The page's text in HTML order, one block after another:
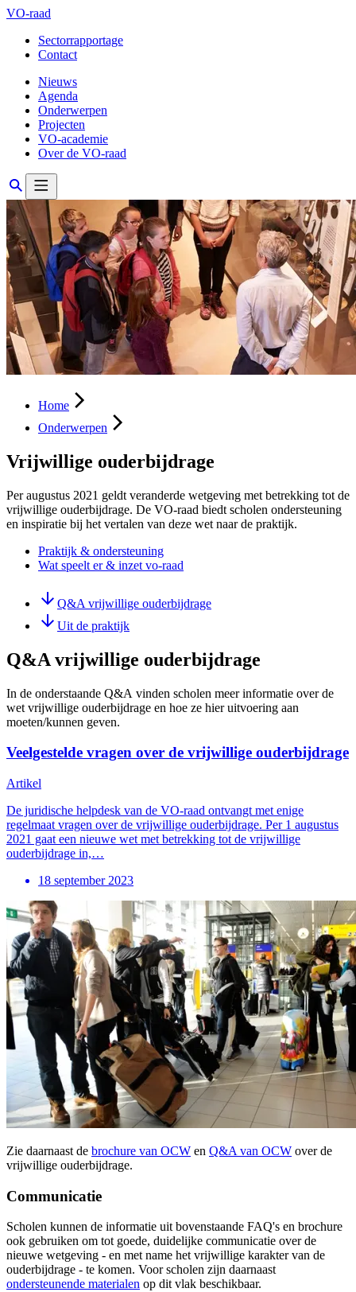
VO-raad
Sectorrapportage
Contact
Nieuws
Agenda
Onderwerpen
Projecten
VO-academie
Over de VO-raad
Home
Onderwerpen
Vrijwillige ouderbijdrage
Per augustus 2021 geldt veranderde wetgeving met betrekking tot de
vrijwillige ouderbijdrage. De VO-raad biedt scholen ondersteuning
en inspiratie bij het vertalen van deze wet naar de praktijk.
Praktijk & ondersteuning
Wat speelt er & inzet vo-raad
Q&A vrijwillige ouderbijdrage
Uit de praktijk
Q&A vrijwillige ouderbijdrage
In de onderstaande Q&A vinden scholen meer informatie over de
wet vrijwillige ouderbijdrage en hoe ze hier uitvoering aan
moeten/kunnen geven.
Veelgestelde vragen over de vrijwillige ouderbijdrage
Artikel
De juridische helpdesk van de VO-raad ontvangt met enige
regelmaat vragen over de vrijwillige ouderbijdrage. Per 1 augustus
2021 gaat een nieuwe wet met betrekking tot de vrijwillige
ouderbijdrage in,…
18 september 2023
Zie daarnaast de brochure van OCW en Q&A van OCW over de
vrijwillige ouderbijdrage.
Communicatie
Scholen kunnen de informatie uit bovenstaande FAQ's en brochure
ook gebruiken om tot goede, duidelijke communicatie over de
nieuwe wetgeving - en met name het vrijwillige karakter van de
ouderbijdrage - te komen. Voor scholen zijn daarnaast
ondersteunende materialen op dit vlak beschikbaar.